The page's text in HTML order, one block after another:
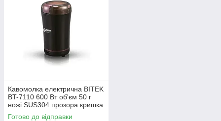
Кавомолка електрична BITEK
BT-7110 600 Вт об'єм 50 г
ножі SUS304 прозора кришка
30000 об/хв
Готово до відправки